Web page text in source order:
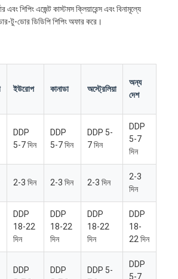
এবং শিপিং এজেন্ট কাস্টমস ক্লিয়ারেন্স এবং বিনামূল্যে
টু-ডোর ডিডিপি শিপিং অফার করে।
ইউরোপ কানাডা অস্ট্রেলিয়া
অন্য
দেশ
DDP
5-7 দিন
DDP
5-7 দিন
DDP 5-
7 দিন
DDP
5-7
দিন
2-3 দিন 2-3 দিন 2-3 দিন
2-3
দিন
DDP
18-22
দিন
DDP
18-22
দিন
DDP
18-22
দিন
DDP
18-
22 দিন
DDP
DDP
DDP 5-
DDP
5-7